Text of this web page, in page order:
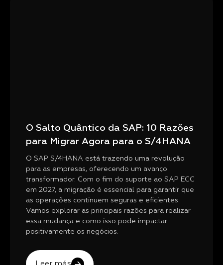
O Salto Quântico da SAP: 10 Razões
para Migrar Agora para o S/4HANA
O SAP S/4HANA está trazendo uma revolução
para as empresas, oferecendo um avanço
transformador. Com o fim do suporte ao SAP ECC
em 2027, a migração é essencial para garantir que
as operações continuem seguras e eficientes.
Vamos explorar as principais razões para realizar
essa mudança e como isso pode impactar
positivamente os negócios.